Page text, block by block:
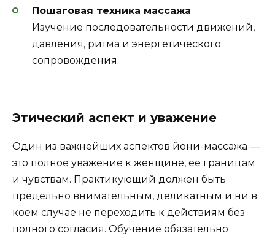
Пошаговая техника массажа
Изучение последовательности движений,
давления, ритма и энергетического
сопровождения.
Этический аспект и уважение
Один из важнейших аспектов йони-массажа —
это полное уважение к женщине, её границам
и чувствам. Практикующий должен быть
предельно внимательным, деликатным и ни в
коем случае не переходить к действиям без
полного согласия. Обучение обязательно